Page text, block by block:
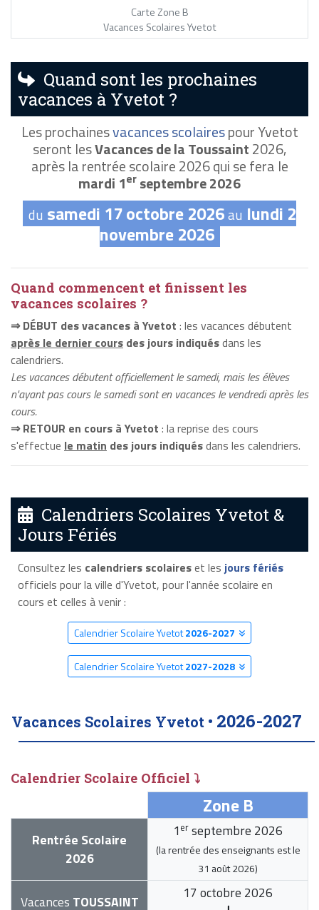
Carte Zone B
Vacances Scolaires Yvetot
Quand sont les prochaines
vacances à Yvetot ?
Les prochainesvacances scolairespour Yvetot
seront lesVacances de la Toussaint2026,
après la rentrée scolaire 2026 qui se fera le
mardi 1er septembre 2026
du samedi 17 octobre 2026au lundi 2
novembre 2026
Quand commencent et finissent les
vacances scolaires ?
⇒ DÉBUT des vacances à Yvetot : les vacances débutent
après le dernier cours des jours indiquésdans les
calendriers.
Les vacances débutent officiellement le samedi, mais les élèves
n'ayant pas cours le samedi sont en vacances le vendredi après les
cours.
⇒ RETOUR en cours à Yvetot : la reprise des cours
s'effectue le matin des jours indiquésdans les calendriers.
Calendriers Scolaires Yvetot &
Jours Fériés
Consultez les calendriers scolaireset les jours fériés
officiels pour la ville d'Yvetot, pour l'année scolaire en
cours et celles à venir :
Calendrier Scolaire Yvetot2026-2027
Calendrier Scolaire Yvetot2027-2028
Vacances Scolaires Yvetot • 2026-2027
Calendrier Scolaire Officiel ⤵
Zone B
Rentrée Scolaire
2026
1 er septembre 2026
(la rentrée des enseignants est le
31 août 2026)
Vacances TOUSSAINT 17 octobre 2026